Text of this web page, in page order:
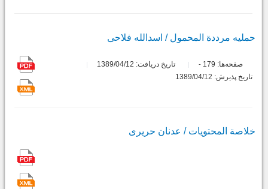
حملیه مرددة المحمول / اسدالله فلاحی
صفحه‌ها: 179
-
تاریخ دریافت: 1389/04/12
تاریخ پذیرش: 1389/04/12
خلاصة المحتویات / عدنان حریری